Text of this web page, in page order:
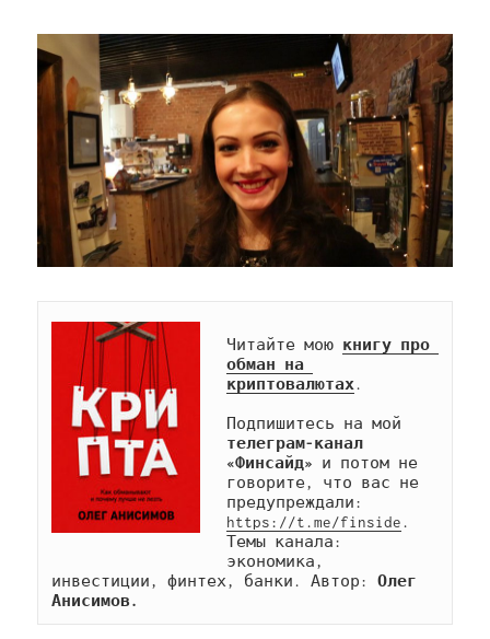
Читайте мою книгу про
обман на
криптовалютах .
телеграм-канал
«Финсайд» и потом не
говорите, что вас не
https://t.me/finside .
Темы канала:
экономика,
инвестиции, финтех, банки. Автор: Олег
Анисимов.